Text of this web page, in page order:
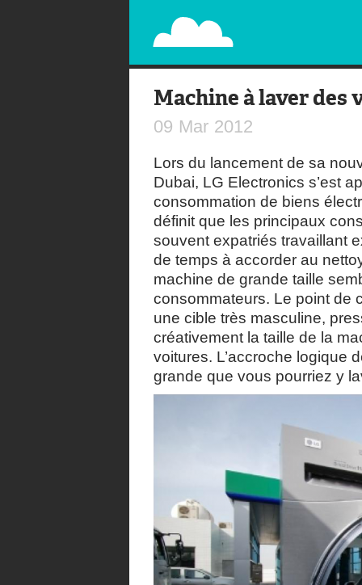
PAPERPLANE
STREET, AMBIENT, GUÉRILLA MARKETING
Machine à laver des
09 Mar 2012
Lors du lancement de sa
Dubai, LG Electronics s’est
consommation de biens
définit que les principaux
souvent expatriés travaillant
de temps à accorder au
machine de grande taille
consommateurs. Le point de
une cible très masculine,
créativement la taille de la
voitures. L’accroche logique
grande que vous pourriez y